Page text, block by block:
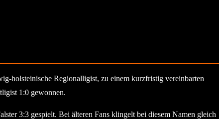
holsteinische Regionalligist, zu einem kurzfristig vereinbarten
1:0 gewonnen.
3:3 gespielt. Bei älteren Fans klingelt bei diesem Namen gleich